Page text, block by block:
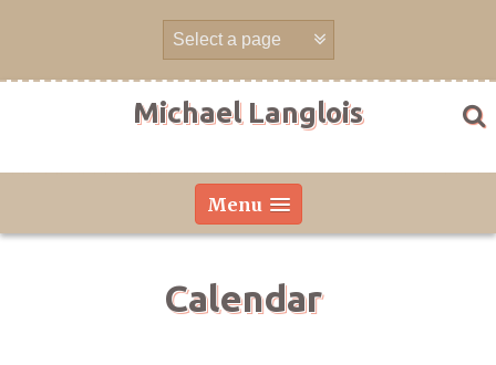
Michael Langlois
Menu
Calendar